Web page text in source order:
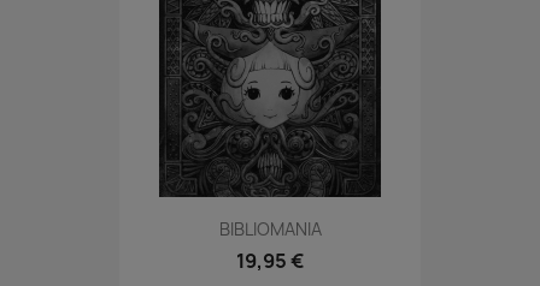
BIBLIOMANIA
19,95 €